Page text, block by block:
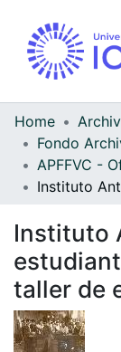
Home
Instituto
taller de